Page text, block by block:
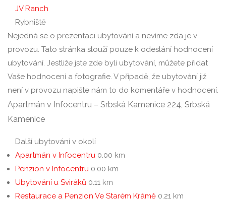
JV Ranch
Rybniště
Nejedná se o prezentaci ubytování a nevíme zda je v
provozu. Tato stránka slouží pouze k odeslání hodnocení
ubytování. Jestliže jste zde byli ubytování, můžete přidat
Vaše hodnocení a fotografie. V případě, že ubytování již
není v provozu napište nám to do komentáře v hodnocení.
Apartmán v Infocentru – Srbská Kamenice 224, Srbská
Kamenice
Další ubytování v okolí
Apartmán v Infocentru 0.00 km
Penzion v Infocentru 0.00 km
Ubytování u Sviráků 0.11 km
Restaurace a Penzion Ve Starém Krámě 0.21 km